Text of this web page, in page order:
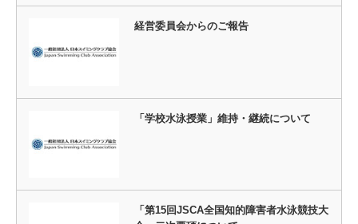
経営委員会からのご報告
「学校水泳授業」維持・継続について
「第15回JSCA全国知的障害者水泳競技大